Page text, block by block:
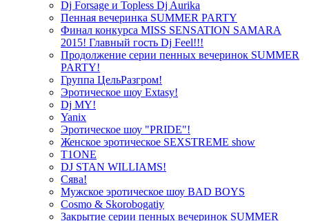
Dj Forsage и Topless Dj Aurika
Пенная вечеринка SUMMER PARTY
Финал конкурса MISS SENSATION SAMARA
2015! Главный гость Dj Feel!!!
Продолжение серии пенных вечеринок SUMMER
PARTY!
Группа ЦельРазгром!
Эротическое шоу Extasy!
Dj MY!
Yanix
Эротическое шоу "PRIDE"!
Женское эротическое SEXSTREME show
T1ONE
DJ STAN WILLIAMS!
Сява!
Мужское эротическое шоу BAD BOYS
Cosmo & Skorobogatiy
Закрытие серии пенных вечеринок SUMMER